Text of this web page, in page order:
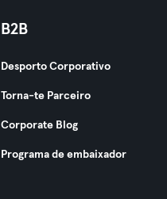
B2B
Desporto Corporativo
Torna-te Parceiro
Corporate Blog
Programa de embaixador